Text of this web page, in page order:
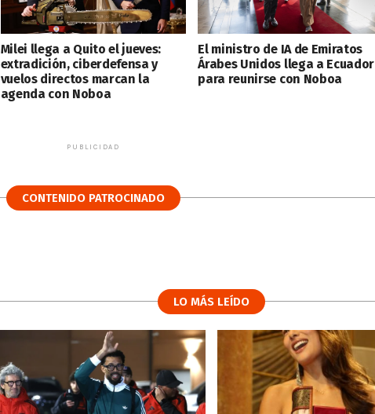
Milei llega a Quito el jueves:
extradición, ciberdefensa y
vuelos directos marcan la
agenda con Noboa
El ministro de IA de Emiratos
Árabes Unidos llega a Ecuador
para reunirse con Noboa
PUBLICIDAD
CONTENIDO PATROCINADO
LO MÁS LEÍDO